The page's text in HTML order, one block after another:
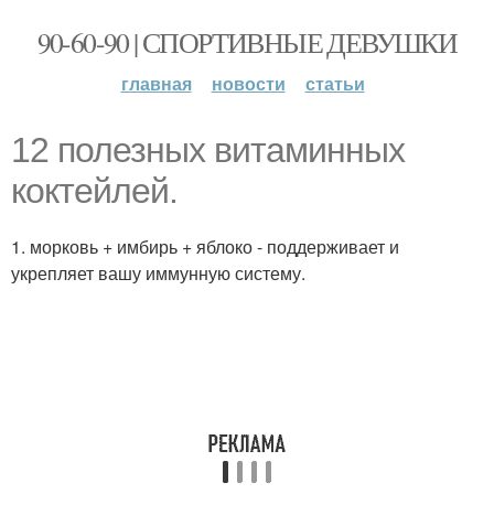
90-60-90 | СПОРТИВНЫЕ ДЕВУШКИ
главная новости статьи
12 полезных витаминных
коктейлей.
1. морковь + имбирь + яблоко - поддерживает и
укрепляет вашу иммунную систему.